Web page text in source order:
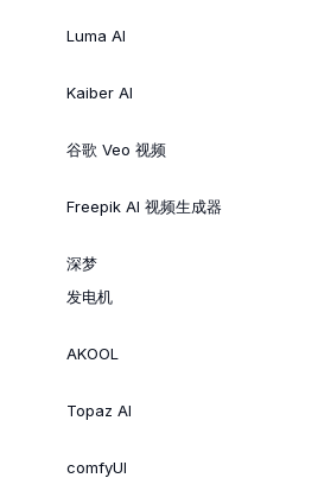
Luma AI
Kaiber AI
谷歌 Veo 视频
Freepik AI 视频生成器
深梦
发电机
AKOOL
Topaz AI
comfyUI